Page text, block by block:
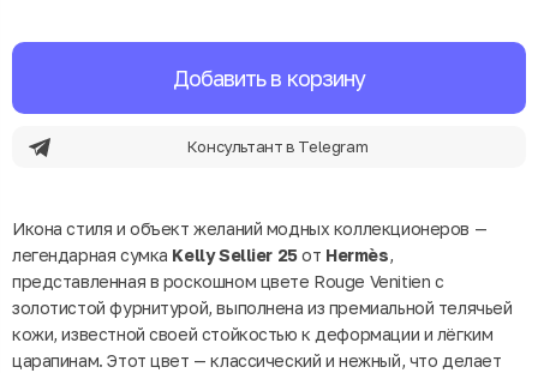
Добавить в корзину
Консультант в Telegram
Икона стиля и объект желаний модных коллекционеров —
легендарная сумка Kelly Sellier 25от Hermès,
представленная в роскошном цвете Rouge Venitien с
золотистой фурнитурой, выполнена из премиальной телячьей
кожи, известной своей стойкостью к деформации и лёгким
царапинам. Этот цвет — классический и нежный, что делает